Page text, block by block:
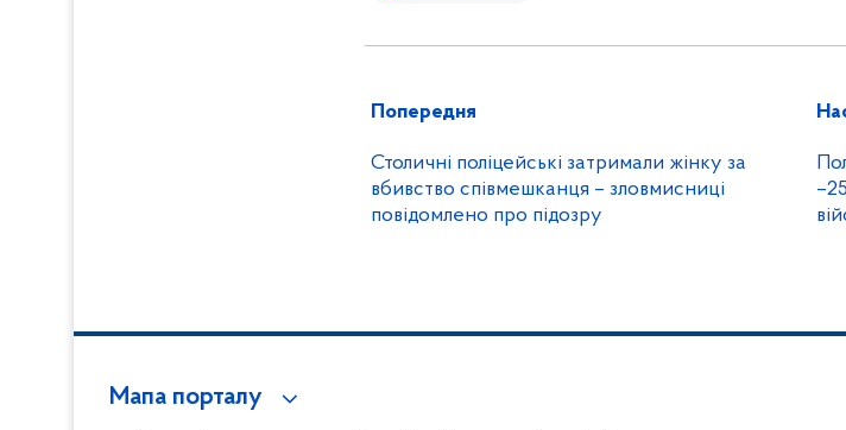
Попередня
Столичні поліцейські затримали жінку за
вбивство співмешканця – зловмисниці
повідомлено про підозру
–25
Мапа порталу